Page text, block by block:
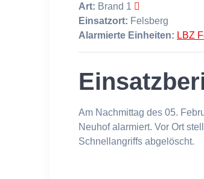
Art: Brand 1
Einsatzort: Felsberg
Alarmierte Einheiten: LBZ
Am Nachmittag des 05.
Neuhof alarmiert. Vor Ort
Schnellangriffs abgelöscht.